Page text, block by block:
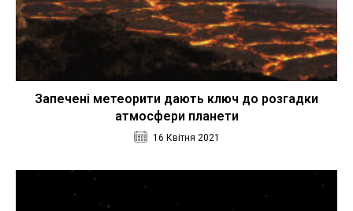
Запечені метеорити дають ключ до розгадки
атмосфери планети
16 Квітня 2021